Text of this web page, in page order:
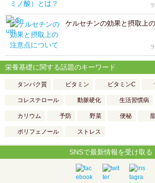
ケルセチンの効果と摂取上
栄養基礎に関する話題のキーワード
タンパク質 ビタミン ビタミンC
コレステロール 動脈硬化 生活習慣病
カリウム 予防 野菜 便秘
ポリフェノール ストレス
SNSで最新情報を受け取る